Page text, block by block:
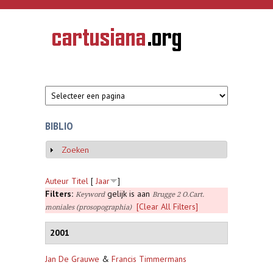
Overslaan en naar de inhoud gaan
CARTUSIANA
Geschiedenis
van de
BIBLIO
Weergeven
Zoeken
Auteur Titel [ Jaar
]
Filters: Keywordgelijk is aan Brugge 2 O.Cart.
moniales (prosopographia)
[Clear All Filters]
2001
Jan De Grauwe & Francis Timmermans